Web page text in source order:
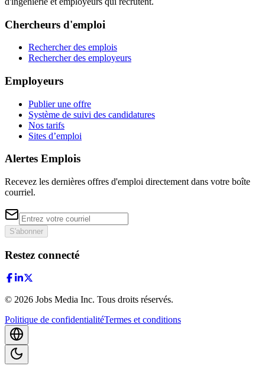
Chercheurs d'emploi
Rechercher des emplois
Rechercher des employeurs
Employeurs
Publier une offre
Système de suivi des candidatures
Nos tarifs
Sites d’emploi
Alertes Emplois
Recevez les dernières offres d'emploi directement dans votre boîte
courriel.
S'abonner
Restez connecté
© 2026 Jobs Media Inc. Tous droits réservés.
Politique de confidentialitéTermes et conditions